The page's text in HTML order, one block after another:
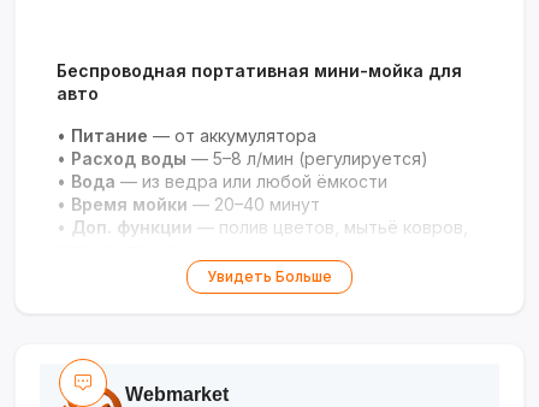
Беспроводная портативная мини-мойка для
авто
• Питание — от аккумулятора
• Расход воды — 5–8 л/мин (регулируется)
• Вода — из ведра или любой ёмкости
• Время мойки — 20–40 минут
• Доп. функции — полив цветов, мытьё ковров,
— лёгкий, для женщин и детей
Увидеть Больше
Webmarket